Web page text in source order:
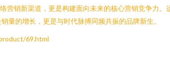
销新渠道，更是构建面向未来的核心营销竞争力。
量的增长，更是与时代脉搏同频共振的品牌新生。
69.html